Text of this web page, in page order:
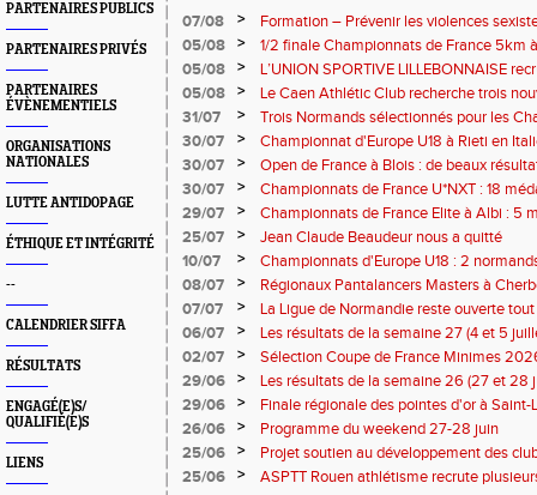
PARTENAIRES PUBLICS
PARTENAIRES PRIVÉS
PARTENAIRES
ÉVÈNEMENTIELS
ORGANISATIONS
NATIONALES
LUTTE ANTIDOPAGE
ÉTHIQUE ET INTÉGRITÉ
--
CALENDRIER SIFFA
RÉSULTATS
ENGAGÉ(E)S/
QUALIFIÉ(E)S
LIENS
07/08 >
Formation – Prévenir les violences
: le 26 septembre 2026
05/08 >
1/2 finale Championnats de France 5km
13 septembre 2026 : les informations
05/08 >
L’UNION SPORTIVE LILLEBONNAISE
rentrée 2026
05/08 >
Le Caen Athlétic Club recherche trois
civique à compter de septembre 2026
31/07 >
Trois Normands sélectionnés pour les
Eugene !
30/07 >
Championnat d'Europe U18 à Rieti en
normands
30/07 >
Open de France à Blois : de beaux
30/07
>
Championnats de France U*NXT : 18
29/07
>
Championnats de France Elite à Albi : 5
titres !
25/07 >
Jean Claude Beaudeur nous a quitté
10/07
>
Championnats d'Europe U18 : 2
08/07
>
Régionaux Pantalancers Masters à
07/07
>
La Ligue de Normandie reste ouverte tout
06/07
>
Les résultats de la semaine 27 (4 et 5
02/07
>
Sélection Coupe de France Minimes
29/06
>
Les résultats de la semaine 26 (27 et 28
29/06
>
Finale régionale des pointes d'or à
informations
26/06 >
Programme du weekend 27-28 juin
25/06
>
Projet soutien au développement des
25/06
> ASPTT Rouen athlétisme recrute